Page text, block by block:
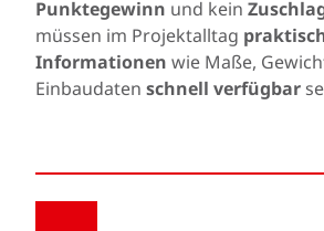
Punktegewinn und kein
müssen im Projektalltag
Informationen wie Maße,
Einbaudaten schnell verfügbar